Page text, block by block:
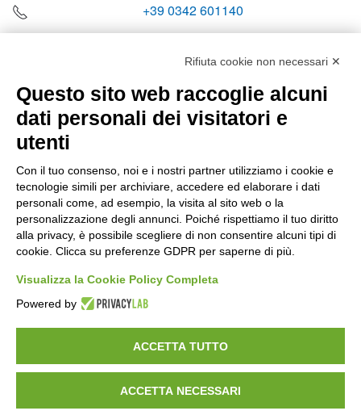
+39 0342 601140
Orari di apertura
Sabato
08:00 – 12:10
Domenica e festivi
CHIUSO
Consorzio Turistico Porte di Valtellina. All rights reserved.
Powered byNoratech
Rifiuta cookie non necessari ✕
Questo sito web raccoglie alcuni
dati personali dei visitatori e
utenti
Con il tuo consenso, noi e i nostri partner utilizziamo i cookie e
tecnologie simili per archiviare, accedere ed elaborare i dati
personali come, ad esempio, la visita al sito web o la
personalizzazione degli annunci. Poiché rispettiamo il tuo diritto
alla privacy, è possibile scegliere di non consentire alcuni tipi di
cookie. Clicca su preferenze GDPR per saperne di più.
Visualizza la Cookie Policy Completa
Powered by
ACCETTA TUTTO
ACCETTA NECESSARI